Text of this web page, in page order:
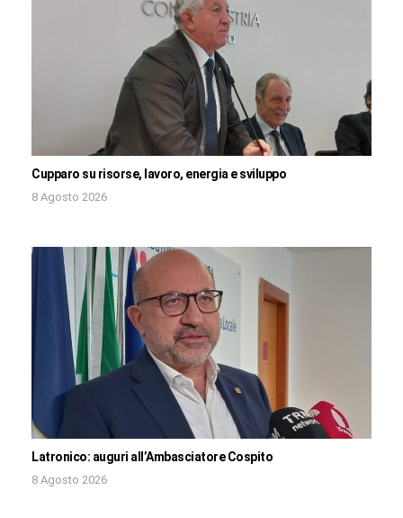
Cupparo su risorse, lavoro, energia e sviluppo
8 Agosto 2026
Latronico: auguri all’Ambasciatore Cospito
8 Agosto 2026